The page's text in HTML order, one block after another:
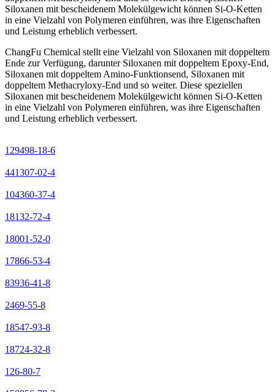
Siloxanen mit bescheidenem Molekülgewicht können Si-O-Ketten
in eine Vielzahl von Polymeren einführen, was ihre Eigenschaften
und Leistung erheblich verbessert.
ChangFu Chemical stellt eine Vielzahl von Siloxanen mit doppeltem
Ende zur Verfügung, darunter Siloxanen mit doppeltem Epoxy-End,
Siloxanen mit doppeltem Amino-Funktionsend, Siloxanen mit
doppeltem Methacryloxy-End und so weiter. Diese speziellen
Siloxanen mit bescheidenem Molekülgewicht können Si-O-Ketten
in eine Vielzahl von Polymeren einführen, was ihre Eigenschaften
und Leistung erheblich verbessert.
129498-18-6
441307-02-4
104360-37-4
18132-72-4
18001-52-0
17866-53-4
83936-41-8
2469-55-8
18547-93-8
18724-32-8
126-80-7